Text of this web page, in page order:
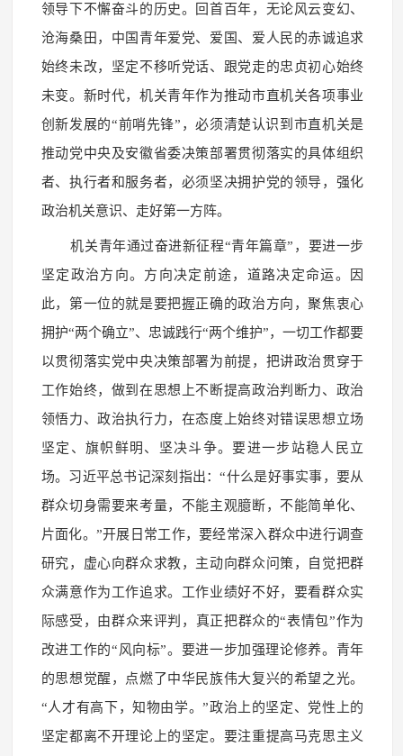
领导下不懈奋斗的历史。回首百年，无论风云变幻、
沧海桑田，中国青年爱党、爱国、爱人民的赤诚追求
始终未改，坚定不移听党话、跟党走的忠贞初心始终
未变。新时代，机关青年作为推动市直机关各项事业
创新发展的“前哨先锋”，必须清楚认识到市直机关是
推动党中央及安徽省委决策部署贯彻落实的具体组织
者、执行者和服务者，必须坚决拥护党的领导，强化
政治机关意识、走好第一方阵。
机关青年通过奋进新征程“青年篇章”，要进一步
坚定政治方向。方向决定前途，道路决定命运。因
此，第一位的就是要把握正确的政治方向，聚焦衷心
拥护“两个确立”、忠诚践行“两个维护”，一切工作都要
以贯彻落实党中央决策部署为前提，把讲政治贯穿于
工作始终，做到在思想上不断提高政治判断力、政治
领悟力、政治执行力，在态度上始终对错误思想立场
坚定、旗帜鲜明、坚决斗争。要进一步站稳人民立
场。习近平总书记深刻指出：“什么是好事实事，要从
群众切身需要来考量，不能主观臆断，不能简单化、
片面化。”开展日常工作，要经常深入群众中进行调查
研究，虚心向群众求教，主动向群众问策，自觉把群
众满意作为工作追求。工作业绩好不好，要看群众实
际感受，由群众来评判，真正把群众的“表情包”作为
改进工作的“风向标”。要进一步加强理论修养。青年
的思想觉醒，点燃了中华民族伟大复兴的希望之光。
“人才有高下，知物由学。”政治上的坚定、党性上的
坚定都离不开理论上的坚定。要注重提高马克思主义